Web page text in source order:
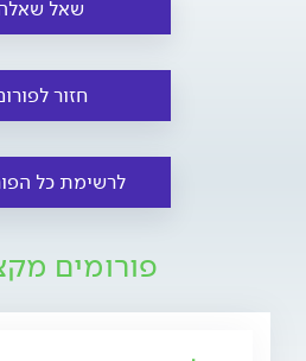
שאל
חזור
לרשימת כל
פורומים